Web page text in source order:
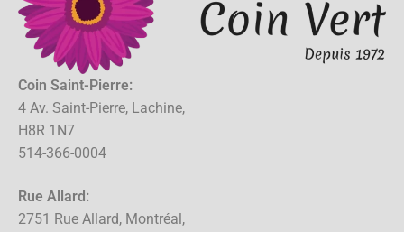
Coin Saint-Pierre:
4 Av. Saint-Pierre, Lachine,
H8R 1N7
514-366-0004
Rue Allard:
2751 Rue Allard, Montréal,